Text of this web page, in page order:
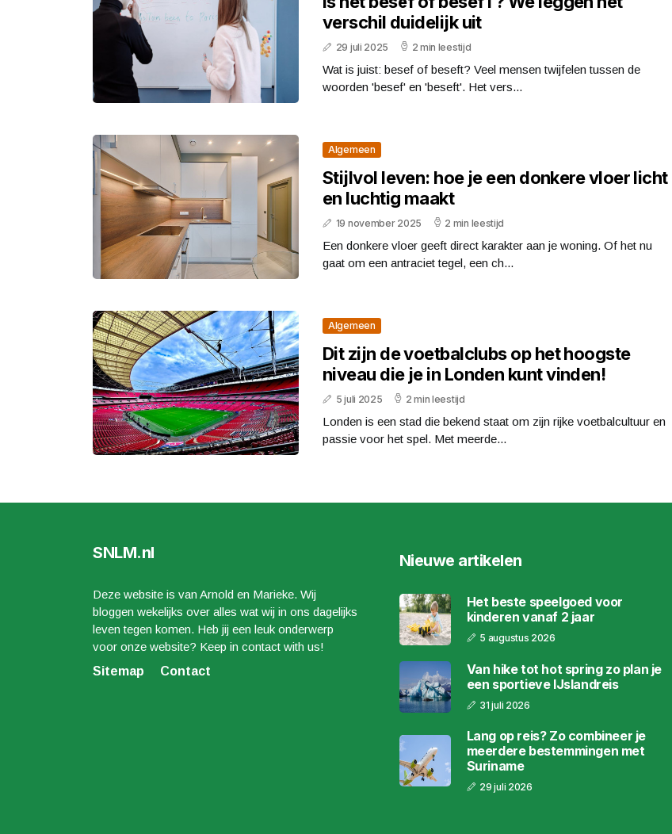
verschil duidelijk uit
29 juli 2025 2 min leestijd
Wat is juist: besef of beseft? Veel mensen twijfelen tussen de
woorden 'besef' en 'beseft'. Het vers...
Algemeen
Stijlvol leven: hoe je een donkere vloer licht
en luchtig maakt
19 november 2025 2 min leestijd
Een donkere vloer geeft direct karakter aan je woning. Of het nu
gaat om een antraciet tegel, een ch...
Algemeen
Dit zijn de voetbalclubs op het hoogste
niveau die je in Londen kunt vinden!
5 juli 2025 2 min leestijd
Londen is een stad die bekend staat om zijn rijke voetbalcultuur en
passie voor het spel. Met meerde...
SNLM.nl
Deze website is van Arnold en Marieke. Wij
bloggen wekelijks over alles wat wij in ons dagelijks
leven tegen komen. Heb jij een leuk onderwerp
voor onze website? Keep in contact with us!
Sitemap
Contact
Nieuwe artikelen
Het beste speelgoed voor
kinderen vanaf 2 jaar
5 augustus 2026
Van hike tot hot spring zo plan je
een sportieve IJslandreis
31 juli 2026
Lang op reis? Zo combineer je
meerdere bestemmingen met
Suriname
29 juli 2026